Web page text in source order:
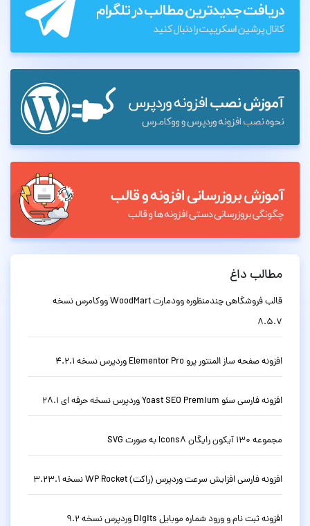
مطالب داغ
قالب فروشگاهی چندمنظوره وودمارت WoodMart ووکامرس نسخه
8.5.7
افزونه صفحه ساز المنتور پرو Elementor Pro وردپرس نسخه 4.2.1
افزونه فارسی سئو Yoast SEO Premium وردپرس نسخه حرفه ای 28.1
مجموعه 130 آیکون رایگان Icons8 به صورت SVG
افزونه فارسی افزایش سرعت وردپرس (راکت) WP Rocket نسخه 3.23.1
افزونه ثبت نام و ورود شماره موبایل Digits وردپرس نسخه 9.2